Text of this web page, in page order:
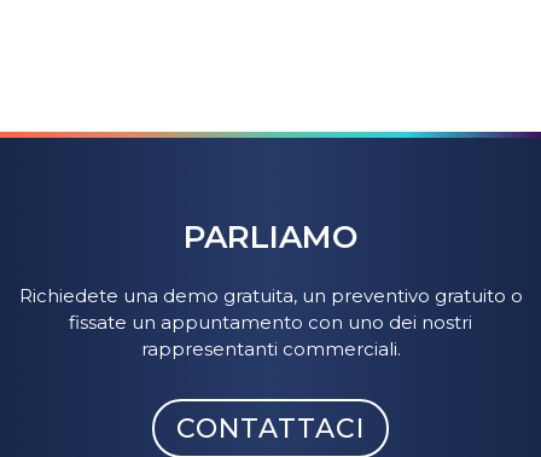
PARLIAMO
Richiedete una demo gratuita, un preventivo gratuito o
fissate un appuntamento con uno dei nostri
rappresentanti commerciali.
CONTATTACI